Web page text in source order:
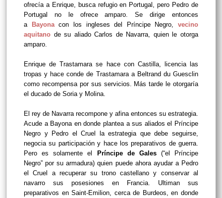
ofrecía a Enrique, busca refugio en Portugal,pero Pedro de
Portugal no le ofrece amparo. Se dirige entonces
a
Bayona con los ingleses del Príncipe Negro, vecino
aquitano de su aliado Carlos de Navarra, quien le otorga
amparo.
Enrique de Trastamara se hace con Castilla, licencia las
tropas y hace conde de Trastamara a Beltrand du Guesclin
como recompensa por sus servicios. Más tarde le otorgaría
el ducado de Soria y Molina.
El rey de Navarra recompone y afina entonces su estrategia.
Acude a Bayona en donde plantea a sus aliados el Príncipe
Negro y Pedro el Cruel la estrategia que debe seguirse,
negocia su participación y hace los preparativos de guerra.
Pero es solamente el
Príncipe de Gales (“el Príncipe
Negro” por su armadura) quien puede ahora ayudar a Pedro
el Cruel a recuperar su trono castellano y conservar al
navarro sus posesiones en Francia. Ultiman sus
preparativos en Saint-Emilion, cerca de Burdeos, en donde